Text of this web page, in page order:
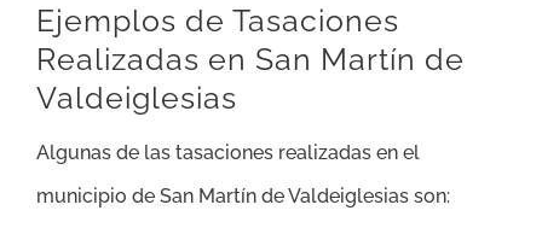
Ejemplos de Tasaciones
Realizadas en San Martín de
Valdeiglesias
Algunas de las tasaciones realizadas en el
municipio de San Martín de Valdeiglesias son: